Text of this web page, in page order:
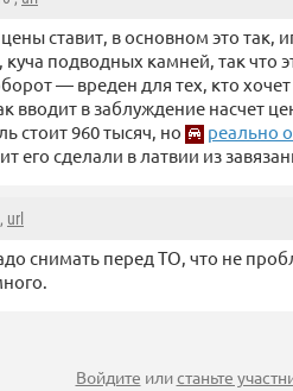
ставит, в основном это так,
куча подводных камней, так что
— вреден для тех, кто
вводит в заблуждение насчет
стоит 960 тысяч, но
реально
его сделали в латвии из
url
снимать перед ТО, что не
Войдите илистаньте